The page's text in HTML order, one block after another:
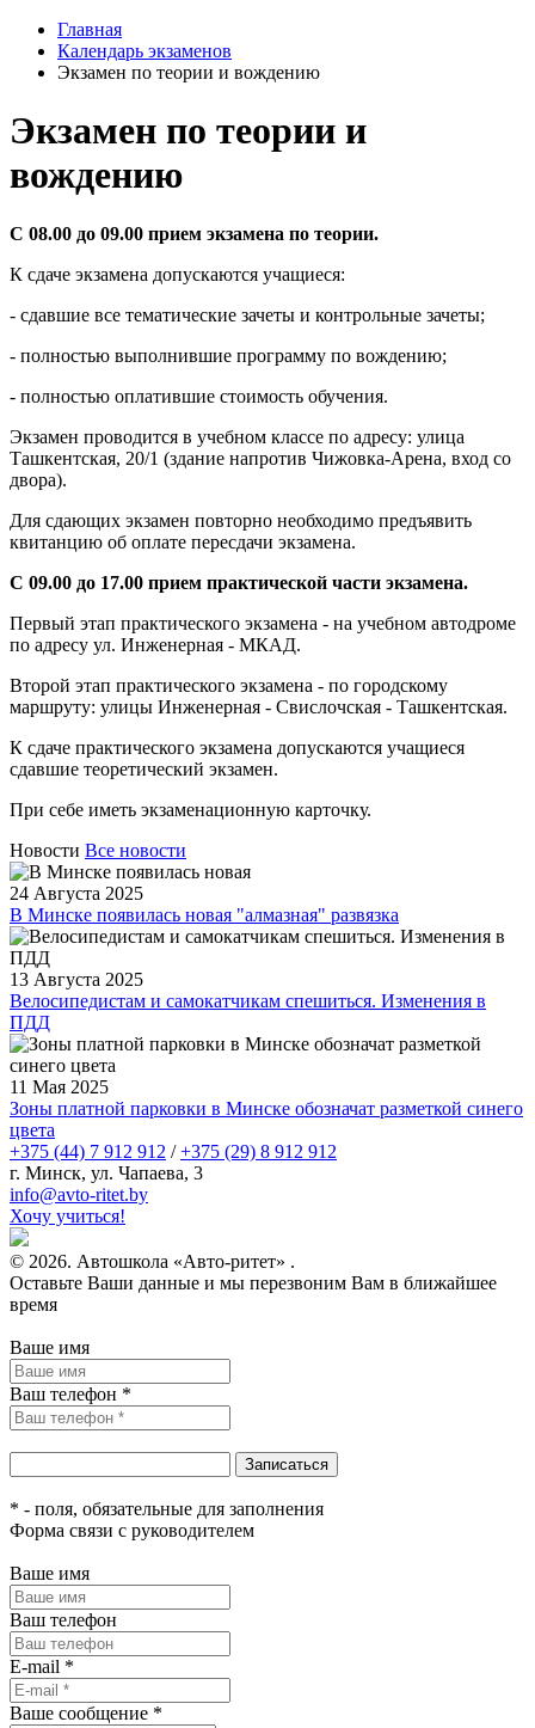
Главная
Календарь экзаменов
Экзамен по теории и вождению
Экзамен по теории и
вождению
С 08.00 до 09.00 прием экзамена по теории.
К сдаче экзамена допускаются учащиеся:
- сдавшие все тематические зачеты и контрольные зачеты;
- полностью выполнившие программу по вождению;
- полностью оплатившие стоимость обучения.
Экзамен проводится в учебном классе по адресу: улица
Ташкентская, 20/1 (здание напротив Чижовка-Арена, вход со
двора).
Для сдающих экзамен повторно необходимо предъявить
квитанцию об оплате пересдачи экзамена.
С 09.00 до 17.00 прием практической части экзамена.
Первый этап практического экзамена - на учебном автодроме
по адресу ул. Инженерная - МКАД.
Второй этап практического экзамена - по городскому
маршруту: улицы Инженерная - Свислочская - Ташкентская.
К сдаче практического экзамена допускаются учащиеся
сдавшие теоретический экзамен.
При себе иметь экзаменационную карточку.
Новости Все новости
24 Августа 2025
В Минске появилась новая "алмазная" развязка
13 Августа 2025
Велосипедистам и самокатчикам спешиться. Изменения в
ПДД
11 Мая 2025
Зоны платной парковки в Минске обозначат разметкой синего
цвета
+375 (44) 7 912 912 /+375 (29) 8 912 912
г. Минск, ул. Чапаева, 3
infо@avtо-ritеt.by
Хочу учиться!
© 2026. Автошкола «Авто-ритет» .
Оставьте Ваши данные и мы перезвоним Вам в ближайшее
время
Ваше имя
Ваш телефон *
* - поля, обязательные для заполнения
Форма связи с руководителем
Ваше имя
Ваш телефон
E-mail *
Ваше сообщение *